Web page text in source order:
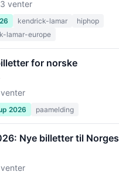
venter
kendrick-lamar
hiphop
lamar-europe
for norske
2026 paamelding
Nye billetter til Norges